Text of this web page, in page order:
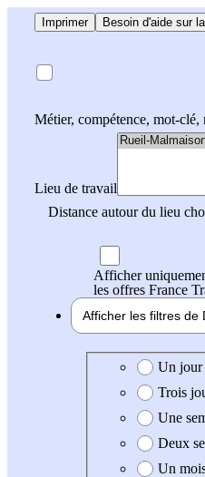
Imprimer Besoin d'aide sur
Métier, compétence, mot-
Lieu de travail
Distance autour du lieu
Afficher
les offres France
Afficher les filtres de
Date de création
Un jour
Trois
Une
Deux
Un